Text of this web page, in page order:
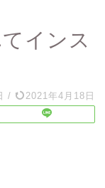
インス
/ 2021年4月18日